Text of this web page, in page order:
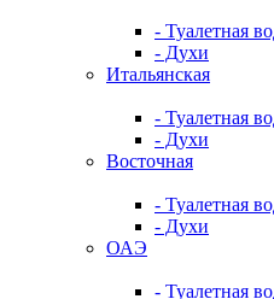
- Туалетная
- Духи
Итальянская
- Туалетная
- Духи
Восточная
- Туалетная
- Духи
ОАЭ
- Туалетная